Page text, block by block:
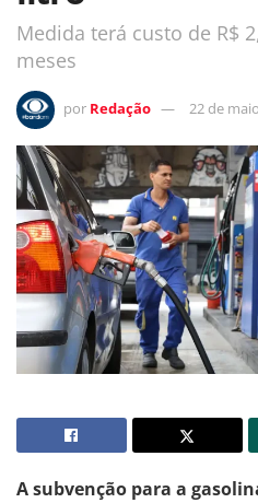
Medida terá custo de R$
meses
por Redação 22 de
A subvenção para a